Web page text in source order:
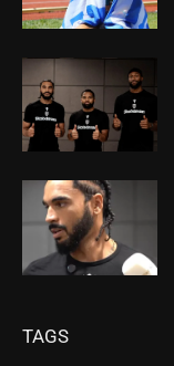
TAGS